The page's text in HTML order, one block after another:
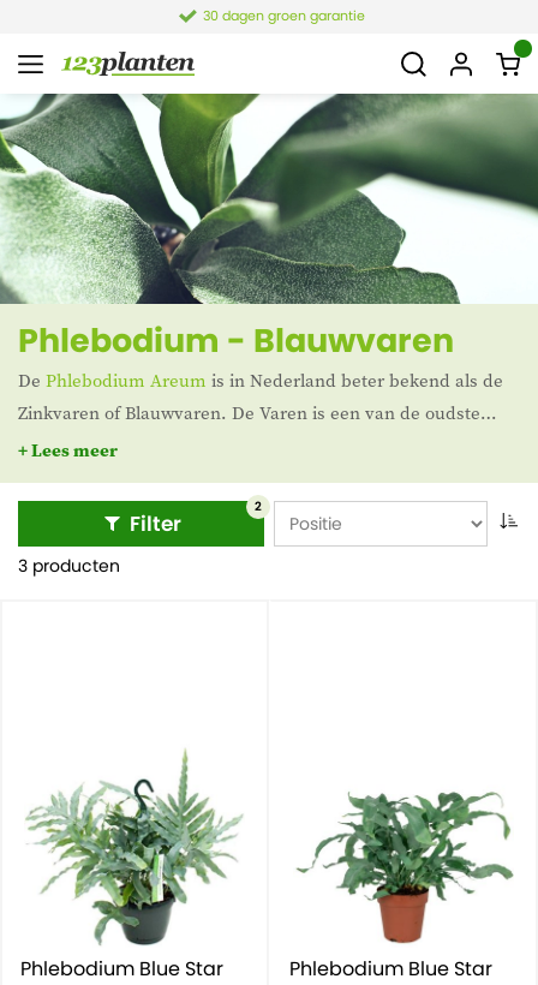
30 dagen groen garantie
Phlebodium - Blauwvaren
De Phlebodium Areum is in Nederland beter bekend als de
Zinkvaren of Blauwvaren. De Varen is een van de oudste
soort planten op aarde en behoort tot de familie vaatplanten.
Deze prachtige Varens zijn bovendien luchtzuiverend.
+ Lees meer
Filter
2
3 producten
Phlebodium Blue Star Phlebodium Blue Star